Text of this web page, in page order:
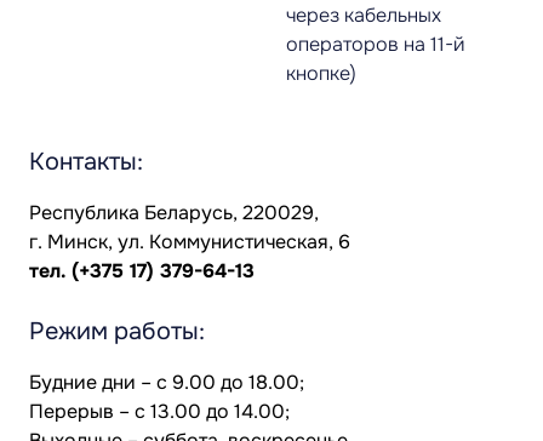
через кабельных
операторов на 11-й
кнопке)
Контакты:
Республика Беларусь, 220029,
г. Минск, ул. Коммунистическая, 6
тел. (+375 17) 379-64-13
Режим работы:
Будние дни – с 9.00 до 18.00;
Перерыв – с 13.00 до 14.00;